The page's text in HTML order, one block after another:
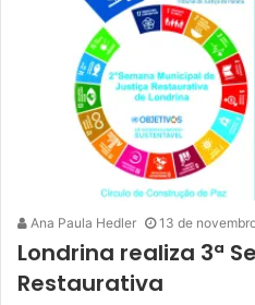
Ana Paula Hedler 13 de
Londrina realiza 3ª
Restaurativa